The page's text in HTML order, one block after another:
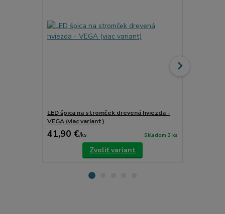
LED špica na stromček drevená hviezda -
VEGA (viac variant)
41,90 €/ks Skladom 3 ks
Zvoliť variant